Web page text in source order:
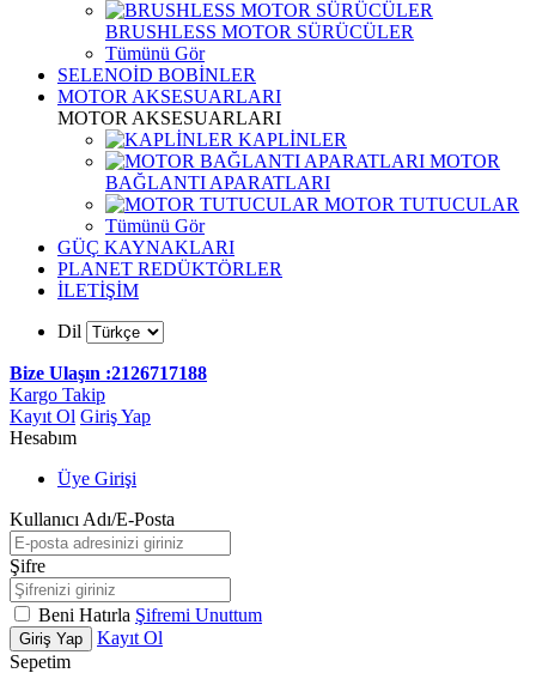
BRUSHLESS MOTOR SÜRÜCÜLER
Tümünü Gör
SELENOİD BOBİNLER
MOTOR AKSESUARLARI
MOTOR AKSESUARLARI
KAPLİNLER
MOTOR
BAĞLANTI APARATLARI
MOTOR TUTUCULAR
Tümünü Gör
GÜÇ KAYNAKLARI
PLANET REDÜKTÖRLER
İLETİŞİM
Dil
Bize Ulaşın :2126717188
Kargo Takip
Kayıt Ol Giriş Yap
Hesabım
Üye Girişi
Kullanıcı Adı/E-Posta
Şifre
Beni Hatırla Şifremi Unuttum
Giriş Yap
Kayıt Ol
Sepetim